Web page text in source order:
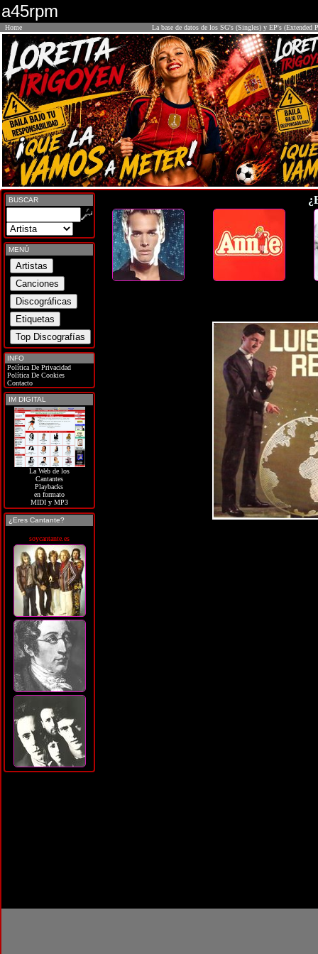
a45rpm
Home La base de datos de los SG's (Singles) y EP's (Extended
BUSCAR
MENÚ
INFO
Política De Privacidad
Política De Cookies
Contacto
IM DIGITAL
La Web de los
Cantantes
Playbacks
en formato
MIDI y MP3
¿Eres Cantante?
soycantante.es